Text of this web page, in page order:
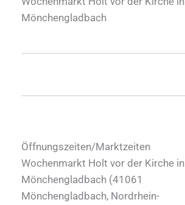
Mönchengladbach
Öffnungszeiten/Marktzeiten
Wochenmarkt Holt vor der Kirche in
Mönchengladbach (41061
Mönchengladbach, Nordrhein-